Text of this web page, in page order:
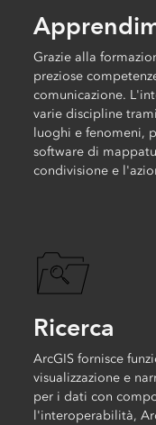
Grazie alla
preziose
comunicazione.
varie discipline
luoghi e fenomeni,
software di
condivisione e
Ricerca
ArcGIS fornisce
visualizzazione e
per i dati con
l'interoperabilità,